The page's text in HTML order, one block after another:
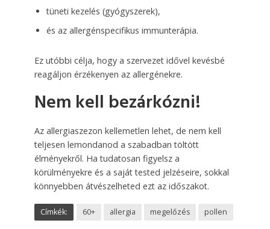
tüneti kezelés (gyógyszerek),
és az allergénspecifikus immunterápia.
Ez utóbbi célja, hogy a szervezet idővel kevésbé
reagáljon érzékenyen az allergénekre.
Nem kell bezárkózni!
Az allergiaszezon kellemetlen lehet, de nem kell
teljesen lemondanod a szabadban töltött
élményekről. Ha tudatosan figyelsz a
körülményekre és a saját tested jelzéseire, sokkal
könnyebben átvészelheted ezt az időszakot.
Címkék: 60+ allergia megelőzés pollen